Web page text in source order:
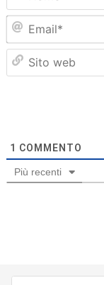
1 COMMENTO
Più recenti